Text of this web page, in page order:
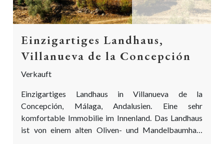
Einzigartiges Landhaus,
Villanueva de la Concepción
Verkauft
Einzigartiges Landhaus in Villanueva de la
Concepción, Málaga, Andalusien. Eine sehr
komfortable Immobilie im Innenland. Das Landhaus
ist von einem alten Oliven- und Mandelbaumhain